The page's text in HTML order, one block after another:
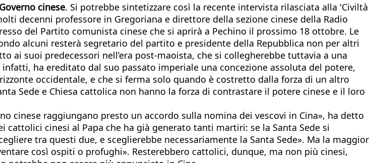
cinese. Si potrebbe sintetizzare così la recente intervista rilasciata alla 'Civiltà
decenni professore in Gregoriana e direttore della sezione cinese della Radio
del Partito comunista cinese che si aprirà a Pechino il prossimo 18 ottobre. Le
alcuni resterà segretario del partito e presidente della Repubblica non per altri
ai suoi predecessori nell’era post-maoista, che si collegherebbe tuttavia a una
ha ereditato dal suo passato imperiale una concezione assoluta del potere,
occidentale, e che si ferma solo quando è costretto dalla forza di un altro
Sede e Chiesa cattolica non hanno la forza di contrastare il potere cinese e il loro
cinese raggiungano presto un accordo sulla nomina dei vescovi in Cina», ha detto
cinesi al Papa che ha già generato tanti martiri: se la Santa Sede si
tra questi due, e sceglierebbe necessariamente la Santa Sede». Ma la maggior
così ospiti o profughi». Resterebbero cattolici, dunque, ma non più cinesi,